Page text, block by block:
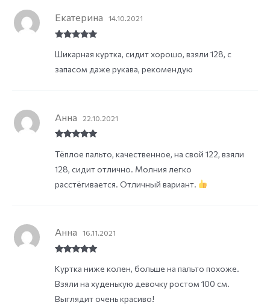
of 5
Екатерина 14.10.2021
Шикарная куртка, сидит хорошо, взяли 128, с
запасом даже рукава, рекомендую
of 5
Анна 22.10.2021
Тёплое пальто, качественное, на свой 122, взяли
128, сидит отлично. Молния легко
расстёгивается. Отличный вариант.
of 5
Анна 16.11.2021
Куртка ниже колен, больше на пальто похоже.
Взяли на худенькую девочку ростом 100 см.
Выглядит очень красиво!